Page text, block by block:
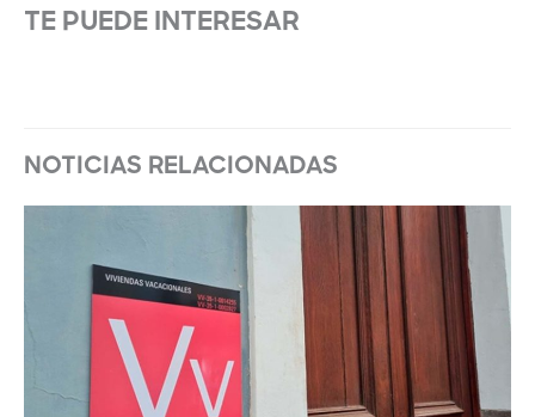
TE PUEDE INTERESAR
NOTICIAS RELACIONADAS